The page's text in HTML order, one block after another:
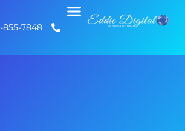
855-7848